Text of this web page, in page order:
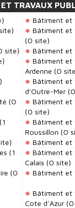
TRAVAUX
Bâtiment et
Bâtiment et
(0 site)
site)
Bâtiment et
Bâtiment et
Ardenne (0
Bâtiment et
d'Outre-Mer
(0
Bâtiment et
(0 site)
(1
Bâtiment et
Roussillon (0
Bâtiment et
(1
Bâtiment et
Calais (0 site)
(0
Bâtiment et
Bâtiment et
Cote d'Azur